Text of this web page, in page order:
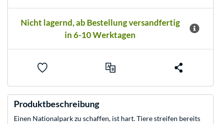
Nicht lagernd, ab Bestellung versandfertig
in 6-10 Werktagen
Produktbeschreibung
Einen Nationalpark zu schaffen, ist hart. Tiere streifen bereits